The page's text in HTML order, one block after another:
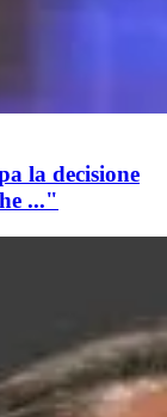
la decisione
..."